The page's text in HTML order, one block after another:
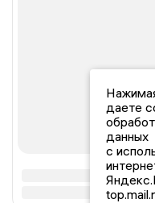
даете
данных
с